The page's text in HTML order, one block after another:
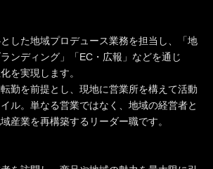
した地域プロデュース業務を担当し、「地
ンディング」「EC・広報」などを通じ
を実現します。
勤を前提とし、現地に営業所を構えて活動
ル。単なる営業ではなく、地域の経営者と
産業を再構築するリーダー職です。